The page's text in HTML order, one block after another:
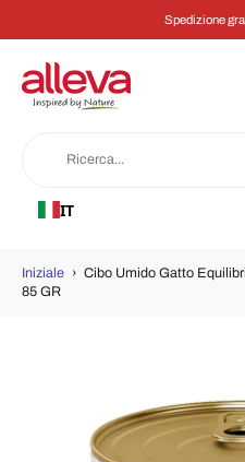
Spedizione
IT
Iniziale › Cibo Umido Gatto
85 GR